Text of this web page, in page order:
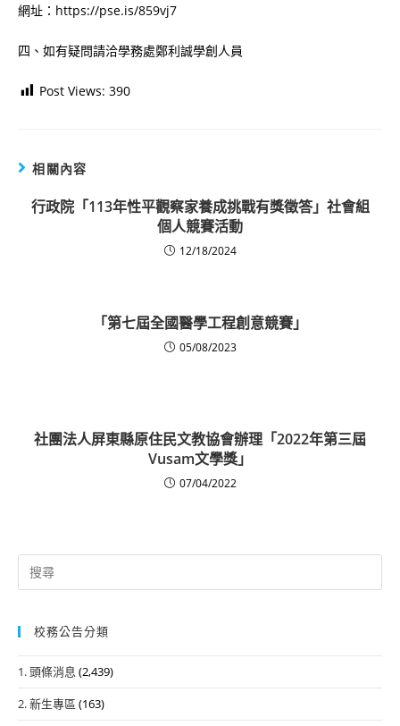
網址：https://pse.is/859vj7
四、如有疑問請洽學務處鄭利誠學創人員
Post Views: 390
相關內容
行政院「113年性平觀察家養成挑戰有獎徵答」社會組
個人競賽活動
12/18/2024
「第七屆全國醫學工程創意競賽」
05/08/2023
社團法人屏東縣原住民文教協會辦理「2022年第三屆
Vusam文學獎」
07/04/2022
Search
for:
校務公告分類
1. 頭條消息 (2,439)
2. 新生專區 (163)